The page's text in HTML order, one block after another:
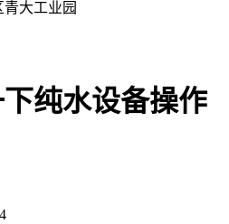
大工业园
纯水设备操作